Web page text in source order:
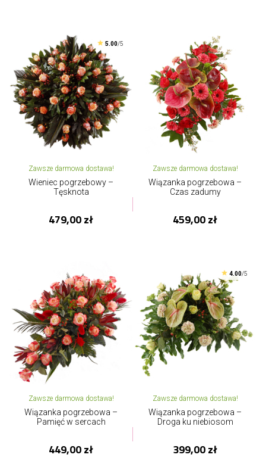
5.00/5
Zawsze darmowa dostawa!
Wieniec pogrzebowy –
Tęsknota
479,00 zł
Zawsze darmowa dostawa!
Wiązanka pogrzebowa –
Czas zadumy
459,00 zł
Zawsze darmowa dostawa!
Wiązanka pogrzebowa –
Pamięć w sercach
449,00 zł
4.00/5
Zawsze darmowa dostawa!
Wiązanka pogrzebowa –
Droga ku niebiosom
399,00 zł